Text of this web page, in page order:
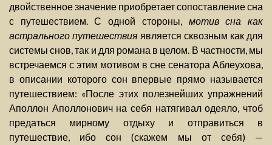
двойственное значение приобретает сопоставление сна
с путешествием. С одной стороны, мотив сна как
астрального путешествия является сквозным как для
системы снов, так и для романа в целом. В частности, мы
встречаемся с этим мотивом в сне сенатора Аблеухова,
в описании которого сон впервые прямо называется
путешествием: «После этих полезнейших упражнений
Аполлон Аполлонович на себя натягивал одеяло, чтоб
предаться мирному отдыху и отправиться в
путешествие, ибо сон (скажем мы от себя) —